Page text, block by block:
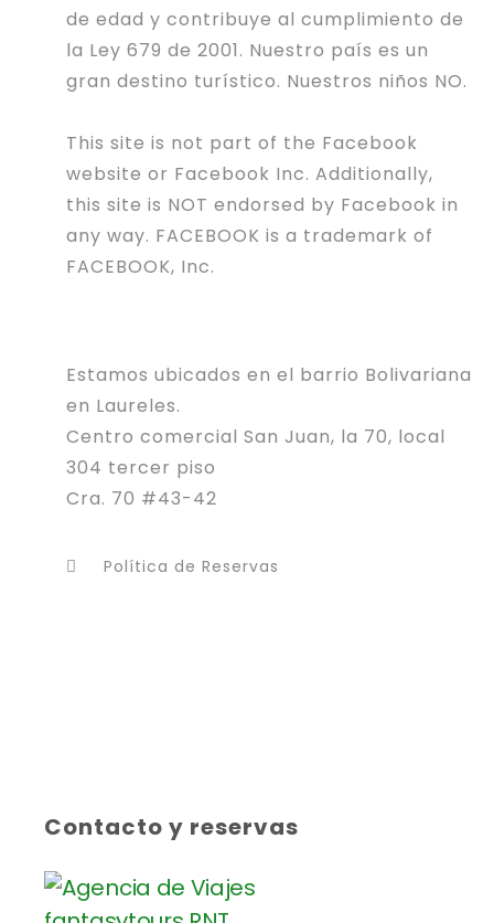
de edad y contribuye al cumplimiento de
la Ley 679 de 2001. Nuestro país es un
gran destino turístico. Nuestros niños NO.
This site is not part of the Facebook
website or Facebook Inc. Additionally,
this site is NOT endorsed by Facebook in
any way. FACEBOOK is a trademark of
FACEBOOK, Inc.
Estamos ubicados en el barrio Bolivariana
en Laureles.
Centro comercial San Juan, la 70, local
304 tercer piso
Cra. 70 #43-42
Política de Reservas
Contacto y reservas